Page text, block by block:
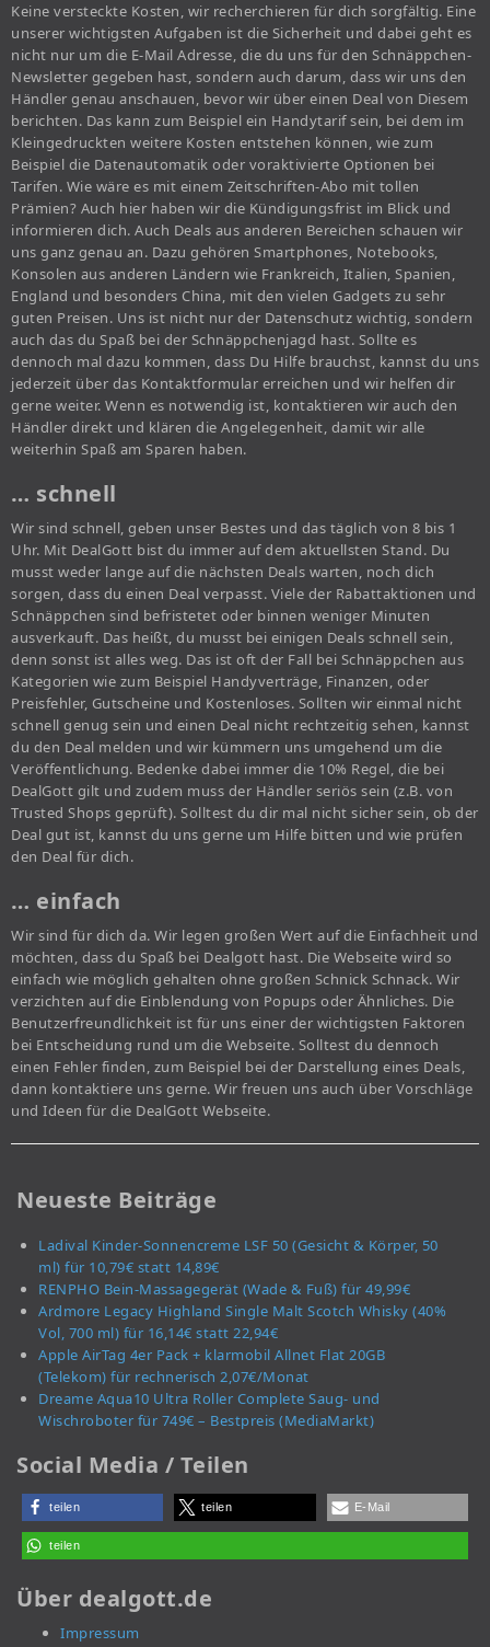
Keine versteckte Kosten, wir recherchieren für dich sorgfältig. Eine
unserer wichtigsten Aufgaben ist die Sicherheit und dabei geht es
nicht nur um die E-Mail Adresse, die du uns für den Schnäppchen-
Newsletter gegeben hast, sondern auch darum, dass wir uns den
Händler genau anschauen, bevor wir über einen Deal von Diesem
berichten. Das kann zum Beispiel ein Handytarif sein, bei dem im
Kleingedruckten weitere Kosten entstehen können, wie zum
Beispiel die Datenautomatik oder voraktivierte Optionen bei
Tarifen. Wie wäre es mit einem Zeitschriften-Abo mit tollen
Prämien? Auch hier haben wir die Kündigungsfrist im Blick und
informieren dich. Auch Deals aus anderen Bereichen schauen wir
uns ganz genau an. Dazu gehören Smartphones, Notebooks,
Konsolen aus anderen Ländern wie Frankreich, Italien, Spanien,
England und besonders China, mit den vielen Gadgets zu sehr
guten Preisen. Uns ist nicht nur der Datenschutz wichtig, sondern
auch das du Spaß bei der Schnäppchenjagd hast. Sollte es
dennoch mal dazu kommen, dass Du Hilfe brauchst, kannst du uns
jederzeit über das Kontaktformular erreichen und wir helfen dir
gerne weiter. Wenn es notwendig ist, kontaktieren wir auch den
Händler direkt und klären die Angelegenheit, damit wir alle
weiterhin Spaß am Sparen haben.
… schnell
Wir sind schnell, geben unser Bestes und das täglich von 8 bis 1
Uhr. Mit DealGott bist du immer auf dem aktuellsten Stand. Du
musst weder lange auf die nächsten Deals warten, noch dich
sorgen, dass du einen Deal verpasst. Viele der Rabattaktionen und
Schnäppchen sind befristetet oder binnen weniger Minuten
ausverkauft. Das heißt, du musst bei einigen Deals schnell sein,
denn sonst ist alles weg. Das ist oft der Fall bei Schnäppchen aus
Kategorien wie zum Beispiel Handyverträge, Finanzen, oder
Preisfehler, Gutscheine und Kostenloses. Sollten wir einmal nicht
schnell genug sein und einen Deal nicht rechtzeitig sehen, kannst
du den Deal melden und wir kümmern uns umgehend um die
Veröffentlichung. Bedenke dabei immer die 10% Regel, die bei
DealGott gilt und zudem muss der Händler seriös sein (z.B. von
Trusted Shops geprüft). Solltest du dir mal nicht sicher sein, ob der
Deal gut ist, kannst du uns gerne um Hilfe bitten und wie prüfen
den Deal für dich.
… einfach
Wir sind für dich da. Wir legen großen Wert auf die Einfachheit und
möchten, dass du Spaß bei Dealgott hast. Die Webseite wird so
einfach wie möglich gehalten ohne großen Schnick Schnack. Wir
verzichten auf die Einblendung von Popups oder Ähnliches. Die
Benutzerfreundlichkeit ist für uns einer der wichtigsten Faktoren
bei Entscheidung rund um die Webseite. Solltest du dennoch
einen Fehler finden, zum Beispiel bei der Darstellung eines Deals,
dann kontaktiere uns gerne. Wir freuen uns auch über Vorschläge
und Ideen für die DealGott Webseite.
Neueste Beiträge
Ladival Kinder-Sonnencreme LSF 50 (Gesicht & Körper, 50
ml) für 10,79€ statt 14,89€
RENPHO Bein-Massagegerät (Wade & Fuß) für 49,99€
Ardmore Legacy Highland Single Malt Scotch Whisky (40%
Vol, 700 ml) für 16,14€ statt 22,94€
Apple AirTag 4er Pack + klarmobil Allnet Flat 20GB
(Telekom) für rechnerisch 2,07€/Monat
Dreame Aqua10 Ultra Roller Complete Saug- und
Wischroboter für 749€ – Bestpreis (MediaMarkt)
Social Media / Teilen
teilen teilen E-Mail
teilen
Über dealgott.de
Impressum